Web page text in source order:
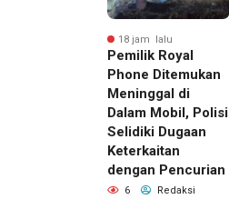
18 jam lalu
Pemilik Royal
Phone Ditemukan
Meninggal di
Dalam Mobil, Polisi
Selidiki Dugaan
Keterkaitan
dengan Pencurian
6 Redaksi